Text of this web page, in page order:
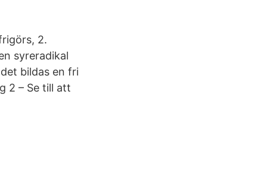
2.
syreradikal
bildas en fri
2 – Se till att